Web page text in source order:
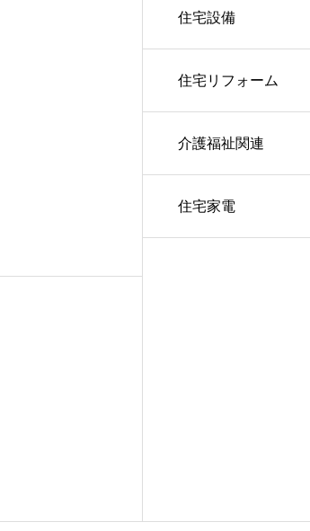
住宅設備
住宅リフォーム
介護福祉関連
住宅家電